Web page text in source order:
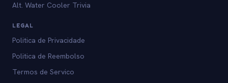
Alt. Water Cooler Trivia
LEGAL
Politica de Privacidade
Politica de Reembolso
Termos de Servico